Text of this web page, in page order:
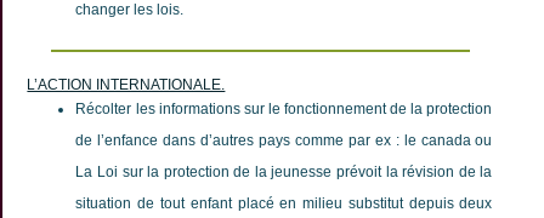
changer les lois.
L’ACTION INTERNATIONALE.
Récolter les informations sur le fonctionnement de la protection
de l’enfance dans d’autres pays comme par ex : le canada ou
La Loi sur la protection de la jeunesse prévoit la révision de la
situation de tout enfant placé en milieu substitut depuis deux